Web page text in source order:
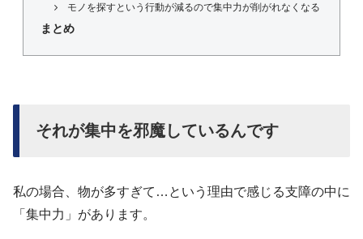
モノを探すという行動が減るので集中力が削がれなくなる
まとめ
それが集中を邪魔しているんです
私の場合、物が多すぎて…という理由で感じる支障の中に
「集中力」があります。